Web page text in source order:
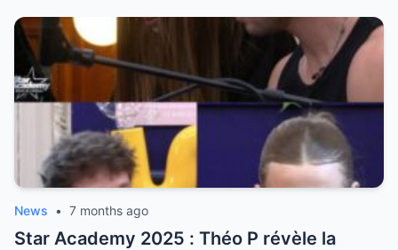
News • 7 months ago
Star Academy 2025 : Théo P révèle la